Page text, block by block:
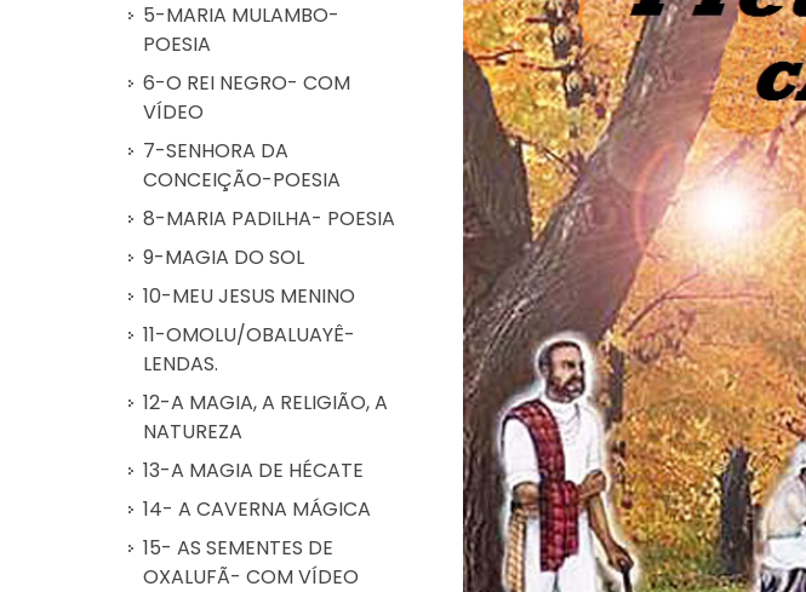
5-MARIA MULAMBO-
POESIA
6-O REI NEGRO- COM
VÍDEO
7-SENHORA DA
CONCEIÇÃO-POESIA
8-MARIA PADILHA- POESIA
9-MAGIA DO SOL
10-MEU JESUS MENINO
11-OMOLU/OBALUAYÊ-
LENDAS.
12-A MAGIA, A RELIGIÃO, A
NATUREZA
13-A MAGIA DE HÉCATE
14- A CAVERNA MÁGICA
15- AS SEMENTES DE
OXALUFÃ- COM VÍDEO